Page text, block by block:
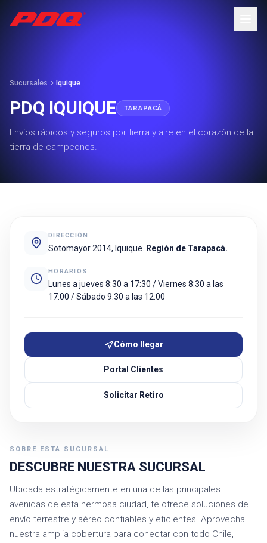
Sucursales Iquique
PDQ IQUIQUE TARAPACÁ
Envíos rápidos y seguros por tierra y aire en el corazón de la
tierra de campeones.
DIRECCIÓN
Sotomayor 2014, Iquique. Región de Tarapacá.
HORARIOS
Lunes a jueves 8:30 a 17:30 / Viernes 8:30 a las
17:00 / Sábado 9:30 a las 12:00
Cómo llegar
Portal Clientes
Solicitar Retiro
SOBRE ESTA SUCURSAL
DESCUBRE NUESTRA SUCURSAL
Ubicada estratégicamente en una de las principales
avenidas de esta hermosa ciudad, te ofrece soluciones de
envío terrestre y aéreo confiables y eficientes. Aprovecha
nuestra amplia cobertura para conectar con todo Chile,